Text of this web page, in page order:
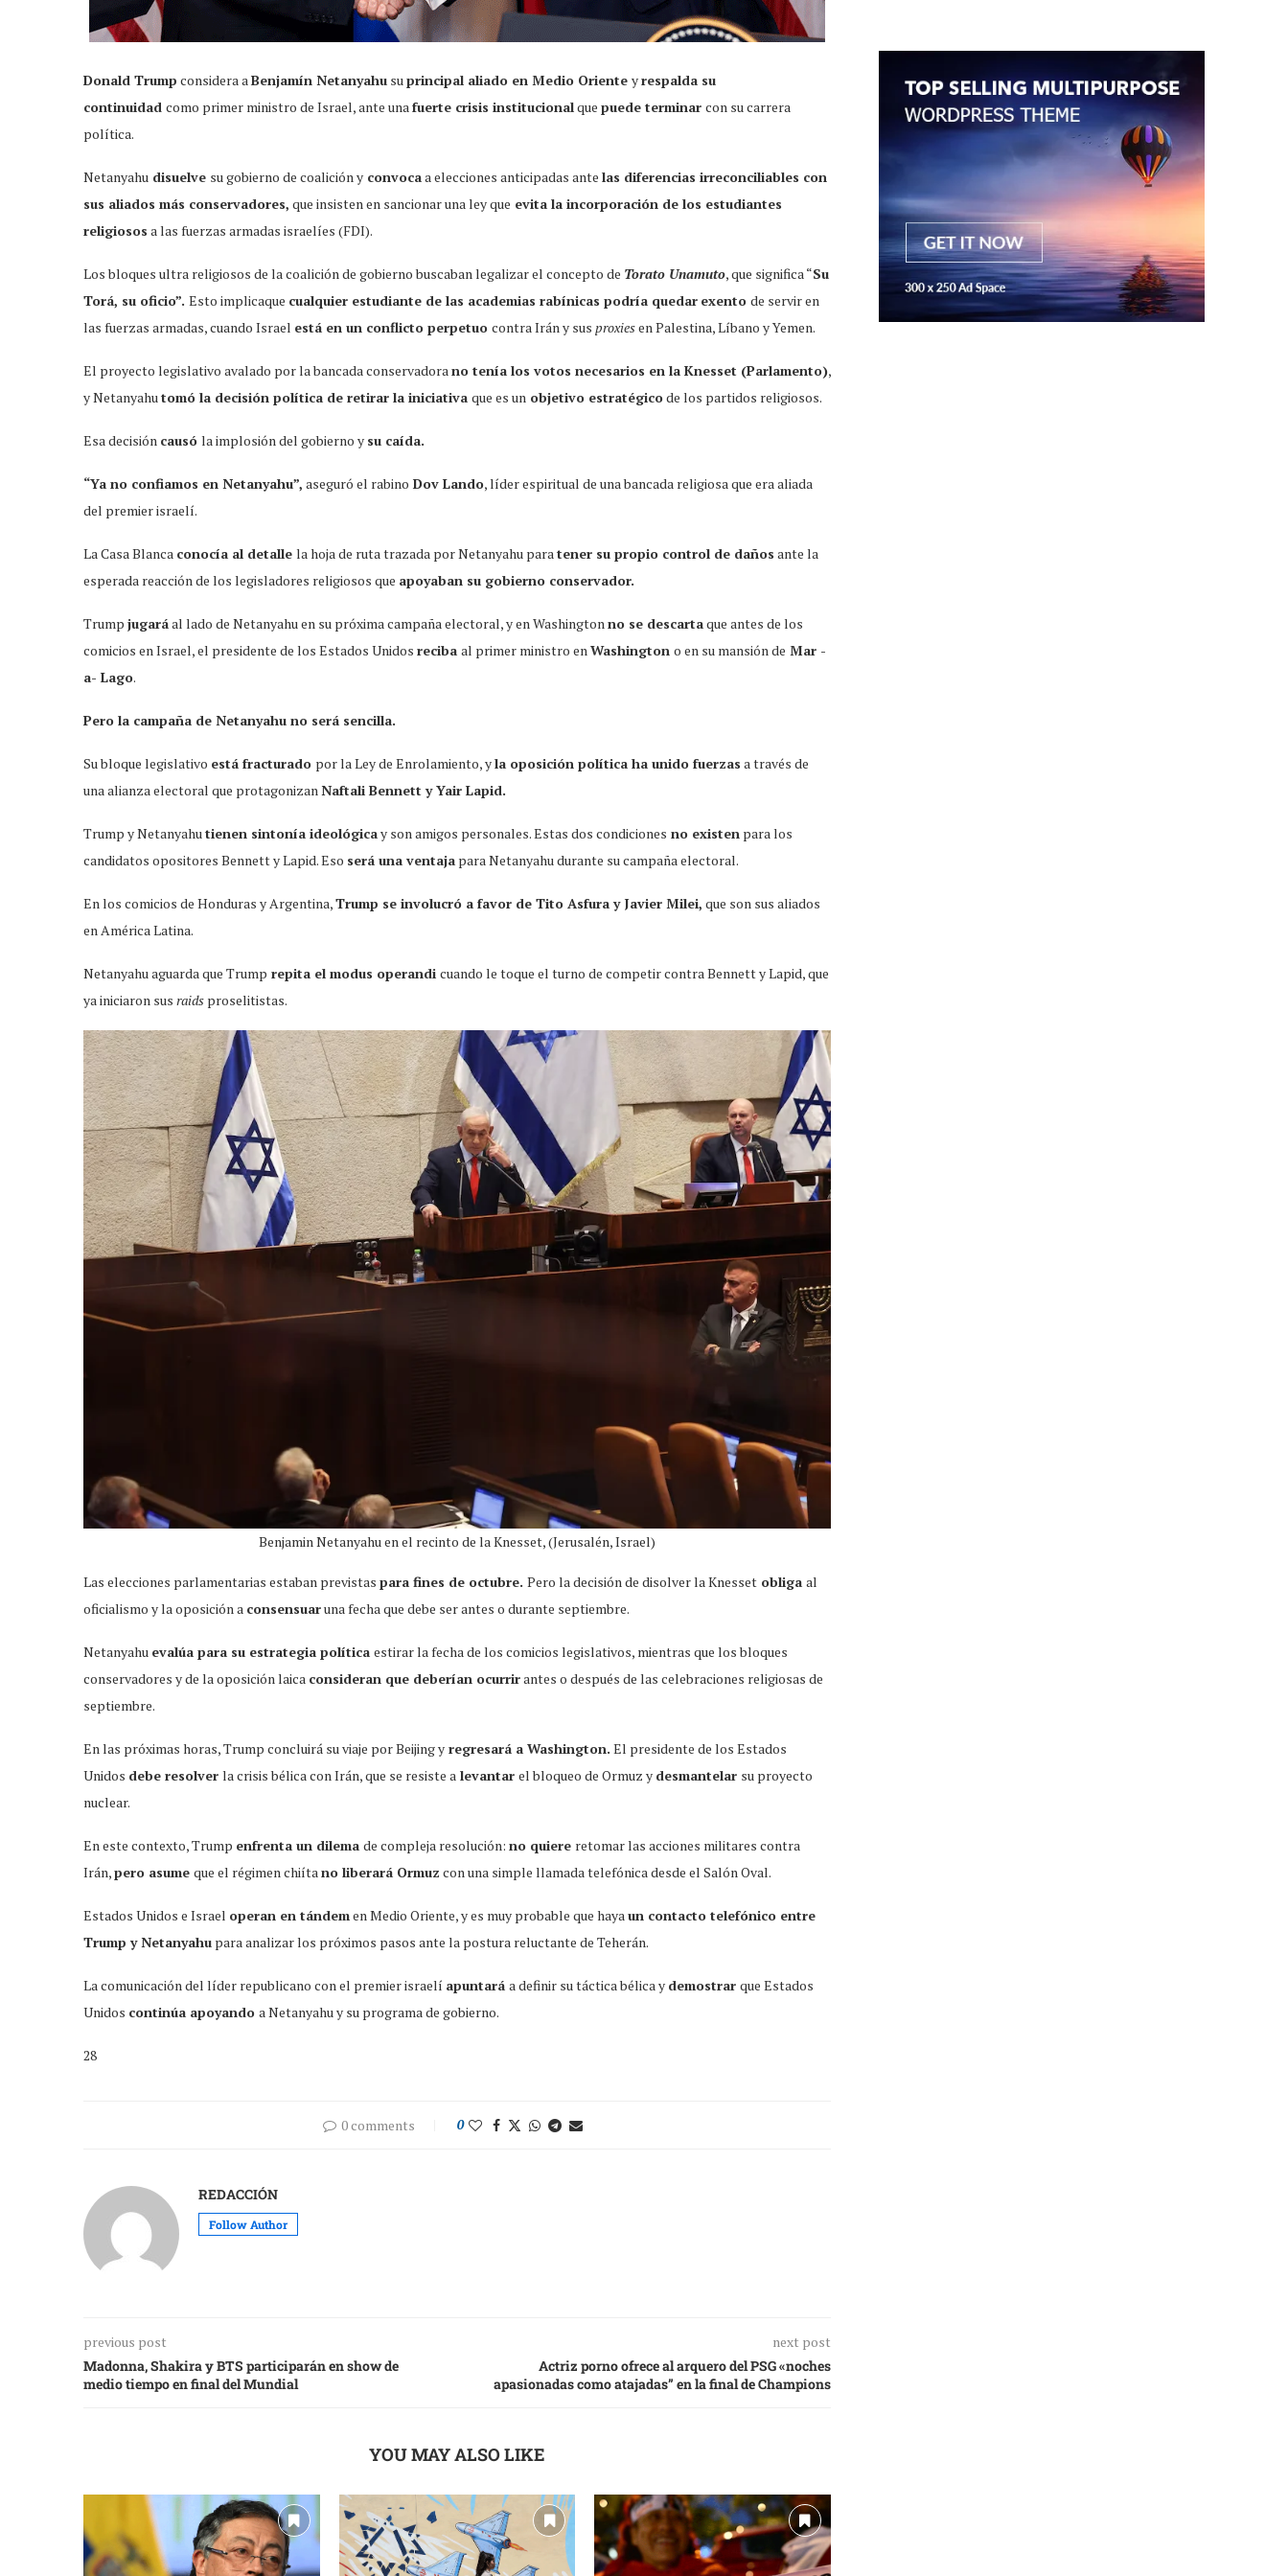
Donald Trump considera aBenjamín Netanyahu suprincipal aliado en Medio Oriente yrespalda su
continuidad como primer ministro de Israel, ante unafuerte crisis institucionalque puede terminar con su carrera
política.
Netanyahu disuelve su gobierno de coalición y convocaa elecciones anticipadas ante las diferencias irreconciliables con
sus aliados más conservadores, que insisten en sancionar una ley que evita la incorporación de los estudiantes
religiosos a las fuerzas armadas israelíes (FDI).
Los bloques ultra religiosos de la coalición de gobierno buscaban legalizar el concepto de Torato Unamuto, que significa “Su
Torá, su oficio”. Esto implicaque cualquier estudiante de las academias rabínicas podría quedar exento de servir en
las fuerzas armadas, cuando Israel está en un conflicto perpetuo contra Irán y sus proxiesen Palestina, Líbano y Yemen.
El proyecto legislativo avalado por la bancada conservadorano tenía los votos necesarios en la Knesset (Parlamento),
y Netanyahutomó la decisión política de retirar la iniciativa que es un objetivo estratégicode los partidos religiosos.
Esa decisión causó la implosión del gobierno y su caída.
“Ya no confiamos en Netanyahu”, aseguró el rabino Dov Lando, líder espiritual de una bancada religiosa que era aliada
del premier israelí.
La Casa Blanca conocía al detalle la hoja de ruta trazada por Netanyahu paratener su propio control de daños ante la
esperada reacción de los legisladores religiosos que apoyaban su gobierno conservador.
Trump jugaráal lado de Netanyahu en su próxima campaña electoral, y en Washingtonno se descartaque antes de los
comicios en Israel, el presidente de los Estados Unidos reciba al primer ministro enWashington o en su mansión de Mar -
a- Lago.
Pero la campaña de Netanyahu no será sencilla.
Su bloque legislativo está fracturado por la Ley de Enrolamiento, yla oposición política ha unido fuerzas a través de
una alianza electoral que protagonizanNaftali Bennett y Yair Lapid.
Trump y Netanyahutienen sintonía ideológicay son amigos personales. Estas dos condiciones no existen para los
candidatos opositores Bennett y Lapid. Eso será una ventaja para Netanyahu durante su campaña electoral.
En los comicios de Honduras y Argentina,Trump se involucró a favor de Tito Asfura y Javier Milei, que son sus aliados
en América Latina.
Netanyahu aguarda que Trump repita el modus operandi cuando le toque el turno de competir contra Bennett y Lapid, que
ya iniciaron sus raids proselitistas.
Benjamin Netanyahu en el recinto de la Knesset, (Jerusalén, Israel)
Las elecciones parlamentarias estaban previstas para fines de octubre. Pero la decisión de disolver la Knesset obliga al
oficialismo y la oposición a consensuaruna fecha que debe ser antes o durante septiembre.
Netanyahu evalúa para su estrategia política estirar la fecha de los comicios legislativos, mientras que los bloques
conservadores y de la oposición laica consideran que deberían ocurrirantes o después de las celebraciones religiosas de
septiembre.
En las próximas horas, Trump concluirá su viaje por Beijing y regresará a Washington. El presidente de los Estados
Unidos debe resolver la crisis bélica con Irán, que se resiste a levantar el bloqueo de Ormuz y desmantelar su proyecto
nuclear.
En este contexto, Trump enfrenta un dilema de compleja resolución: no quiere retomar las acciones militares contra
Irán,pero asume que el régimen chiíta no liberará Ormuz con una simple llamada telefónica desde el Salón Oval.
Estados Unidos e Israel operan en tándemen Medio Oriente, y es muy probable que haya un contacto telefónico entre
Trump y Netanyahu para analizar los próximos pasos ante la postura reluctante de Teherán.
La comunicación del líder republicano con el premier israelí apuntará a definir su táctica bélica y demostrar que Estados
Unidos continúa apoyando a Netanyahu y su programa de gobierno.
28
0 comments 0
REDACCIÓN
Follow Author
previous post
Madonna, Shakira y BTS participarán en show de
medio tiempo en final del Mundial
next post
Actriz porno ofrece al arquero del PSG «noches
apasionadas como atajadas” en la final de Champions
YOU MAY ALSO LIKE